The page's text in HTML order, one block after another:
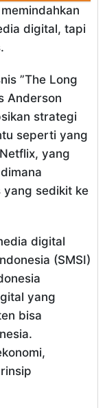
digital, tapi
”The Long
Anderson
strategi
seperti yang
yang
yang sedikit ke
digital
(SMSI)
yang
bisa